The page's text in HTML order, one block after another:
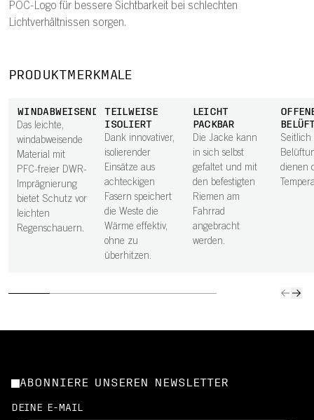
POC-Logo für bessere Sichtbarkeit bei schlechten
Lichtverhältnissen sorgen.
PRODUKTMERKMALE
WINDABWEISEND
Das leichte,
windabweisende
Material mit
PFC-freier DWR-
Imprägnierung
bietet Schutz vor
leichten
Regenschauern.
TEILWEISE
ISOLIERT
Dank innovativer,
isolierender
Einsätze aus
achteckigen
Fasern speichert
die Weste die
Wärme effektiv,
ohne zu
überhitzen.
LEICHT
PACKBAR
Die Jacke kann
in sich selbst
gefaltet und mit
den befestigten
Riemen am
Fahrrad
angebracht
werden.
Seitlich
dienen
ABONNIERE UNSEREN NEWSLETTER
DEINE E-MAIL